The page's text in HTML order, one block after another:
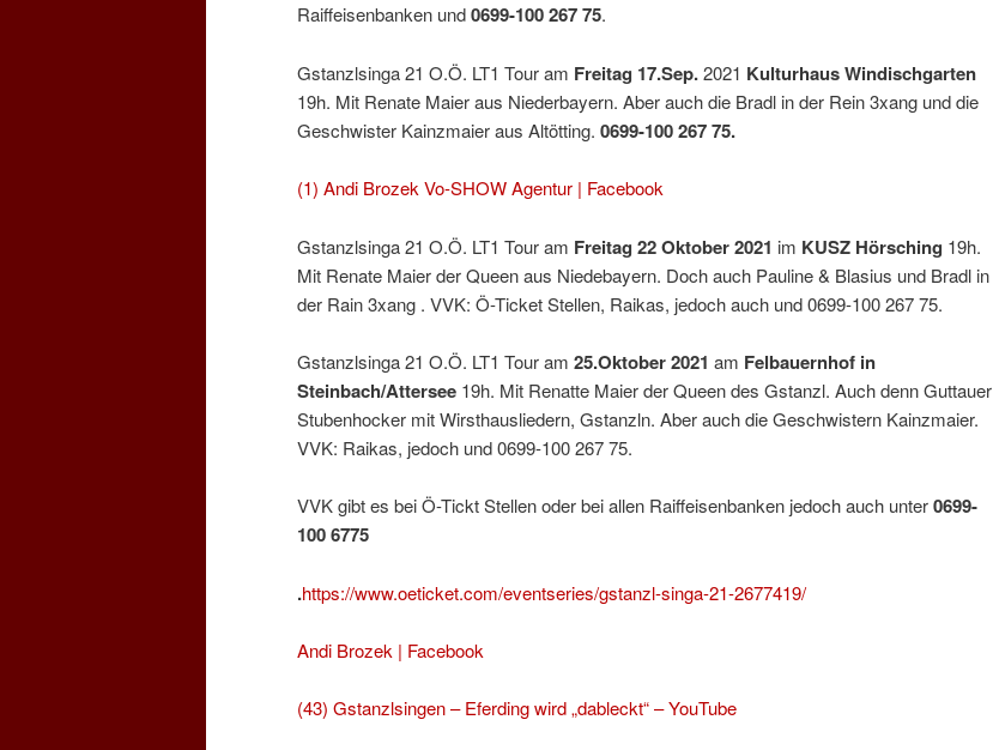
Raiffeisenbanken und0699-100 267 75.
Gstanzlsinga 21 O.Ö. LT1 Tour am Freitag 17.Sep.2021 KulturhausWindischgarten
19h. Mit Renate Maier aus Niederbayern. Aber auch die Bradl in der Rein 3xang und die
Geschwister Kainzmaier aus Altötting. 0699-100 267 75.
(1) Andi Brozek Vo-SHOW Agentur | Facebook
Gstanzlsinga 21 O.Ö. LT1 Tour am Freitag 22 Oktober 2021 im KUSZ Hörsching 19h.
Mit Renate Maier der Queen aus Niedebayern. Doch auch Pauline & Blasius und Bradl in
der Rain 3xang . VVK: Ö-Ticket Stellen, Raikas, jedoch auch und 0699-100 267 75.
Gstanzlsinga 21 O.Ö. LT1 Tour am 25.Oktober 2021 am Felbauernhof in
Steinbach/Attersee 19h. Mit Renatte Maier der Queen des Gstanzl. Auch denn Guttauer
Stubenhocker mit Wirsthausliedern, Gstanzln. Aber auch die Geschwistern Kainzmaier.
VVK: Raikas, jedoch und 0699-100 267 75.
VVK gibt es bei Ö-Tickt Stellen oder bei allen Raiffeisenbanken jedoch auch unter0699-
100 6775
.https://www.oeticket.com/eventseries/gstanzl-singa-21-2677419/
Andi Brozek | Facebook
(43) Gstanzlsingen – Eferding wird „dableckt“ – YouTube